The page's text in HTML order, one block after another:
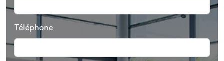
Téléphone